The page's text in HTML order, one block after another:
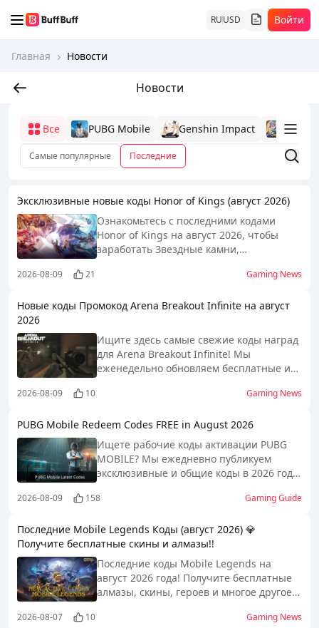
RUUSD Войти
Главная Новости
Новости
Все PUBG Mobile Genshin Impact Mobile
Самые популярные Последние
Эксклюзивные новые коды Honor of Kings (август 2026)
Ознакомьтесь с последними кодами
Honor of Kings на август 2026, чтобы
заработать Звездные камни,
героев. Узнайте, как их использовать,
другое!
2026-08-09 21 Gaming News
Новые коды Промокод Arena Breakout Infinite на август
2026
Ищите здесь самые свежие коды наград
для Arena Breakout Infinite! Мы
еженедельно обновляем бесплатные и
2026-08-09 10 Gaming News
PUBG Mobile Redeem Codes FREE in August 2026
Ищете рабочие коды активации PUBG
MOBILE? Мы ежедневно публикуем
эксклюзивные и общие коды в 2026 году.
делайте игровой процесс намного
2026-08-09 158 Gaming Guide
Последние Mobile Legends Коды (август 2026) 💎
Получите бесплатные скины и алмазы!!
Последние коды Mobile Legends на
август 2026 года! Получите бесплатные
алмазы, скины, героев и многое другое.
простое руководство по выкупу и
2026-08-07 10 Gaming News